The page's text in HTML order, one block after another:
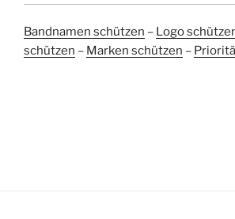
Bandnamen schützen – Logo
schützen – Marken schützen –